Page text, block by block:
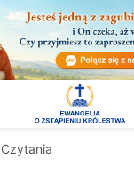
Czytania